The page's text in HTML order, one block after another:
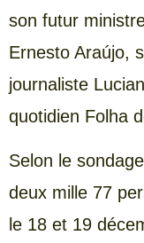
son futur
Ernesto Araújo,
journaliste
quotidien Folha
Selon le
deux mille 77
le 18 et 19